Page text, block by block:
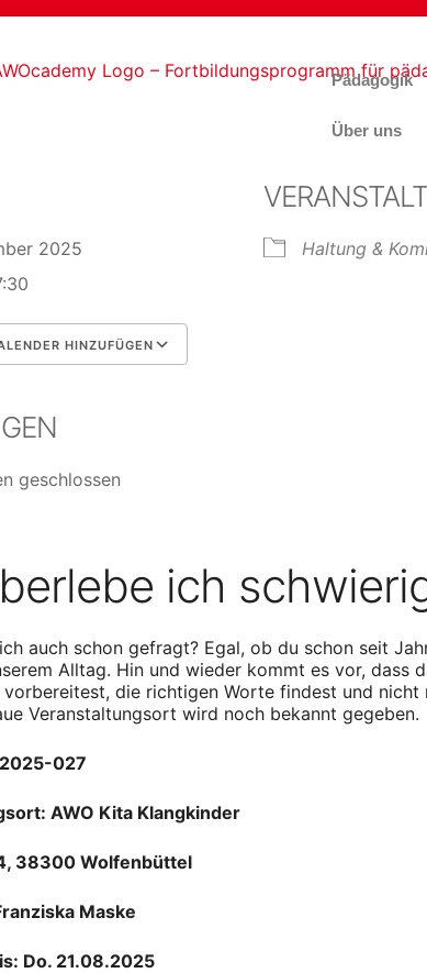
Pädagogik
Über uns
2025
HINZUFÜGEN
geschlossen
Haltung &
ich
auch schon gefragt? Egal, ob du schon seit
Alltag. Hin und wieder kommt es vor, dass
die richtigen Worte findest und
Veranstaltungsort wird noch bekannt gegeben.
027
AWO Kita Klangkinder
38300 Wolfenbüttel
Maske
Do. 21.08.2025